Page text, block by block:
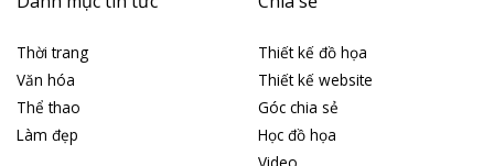
Thời trang
Văn hóa
Thể thao
Làm đẹp
Thiết kế đồ họa
Thiết kế website
Góc chia sẻ
Học đồ họa